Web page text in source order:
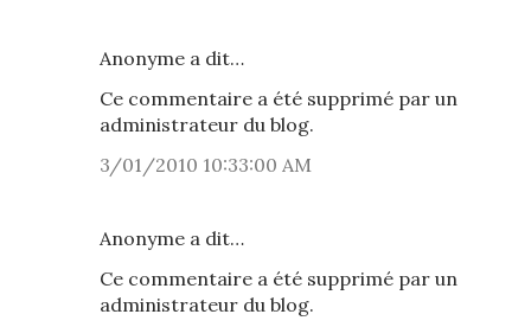
Anonyme a dit…
Ce commentaire a été supprimé par un
administrateur du blog.
3/01/2010 10:33:00 AM
Anonyme a dit…
Ce commentaire a été supprimé par un
administrateur du blog.